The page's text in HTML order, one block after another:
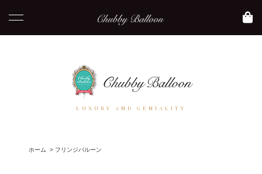
LUXURY AND GENIALITY
ホーム > フリンジバルーン